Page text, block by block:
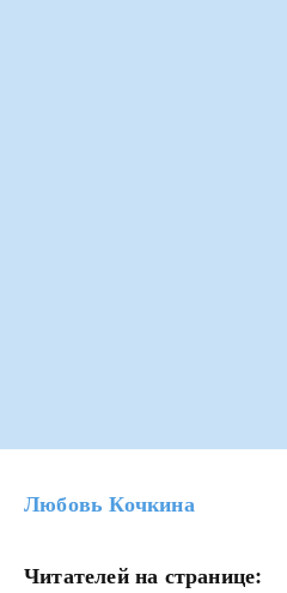
Любовь Кочкина
Читателей на странице: